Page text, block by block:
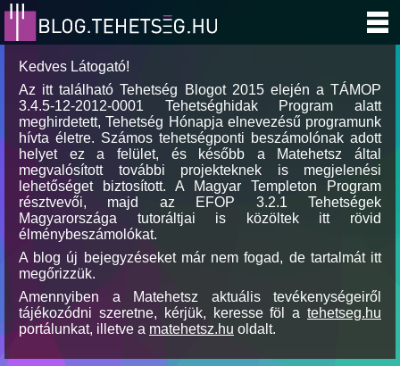
Kedves Látogató!
Az itt található Tehetség Blogot 2015 elején a TÁMOP
3.4.5-12-2012-0001 Tehetséghidak Program alatt
meghirdetett, Tehetség Hónapja elnevezésű programunk
hívta életre. Számos tehetségponti beszámolónak adott
helyet ez a felület, és később a Matehetsz által
megvalósított további projekteknek is megjelenési
lehetőséget biztosított. A Magyar Templeton Program
résztvevői, majd az EFOP 3.2.1 Tehetségek
Magyarországa tutoráltjai is közöltek itt rövid
élménybeszámolókat.
A blog új bejegyzéseket már nem fogad, de tartalmát itt
megőrizzük.
Amennyiben a Matehetsz aktuális tevékenységeiről
tájékozódni szeretne, kérjük, keresse föl a tehetseg.hu
portálunkat, illetve a matehetsz.hu oldalt.